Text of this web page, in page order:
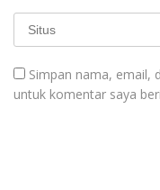
Simpan nama, email,
untuk komentar saya